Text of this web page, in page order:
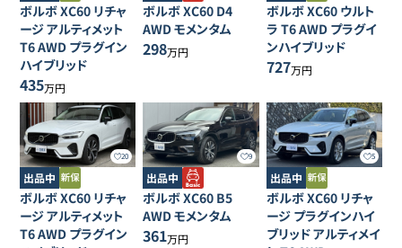
ボルボXC60 リチャ
ージ アルティメット
T6 AWD プラグイン
ハイブリッド
435万円
ボルボXC60 D4
AWD モメンタム
298万円
ボルボXC60 ウルト
ラ T6 AWD プラグイ
ンハイブリッド
727万円
20
出品中
ボルボXC60 リチャ
ージ アルティメット
T6 AWD プラグイン
9
出品中
ボルボXC60 B5
AWD モメンタム
361万円
5
出品中
ボルボXC60 リチャ
ージ プラグインハイ
ブリッド アルティメイ